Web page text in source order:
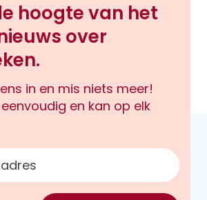
hoogte van het
over
in en mis niets meer!
en kan op elk